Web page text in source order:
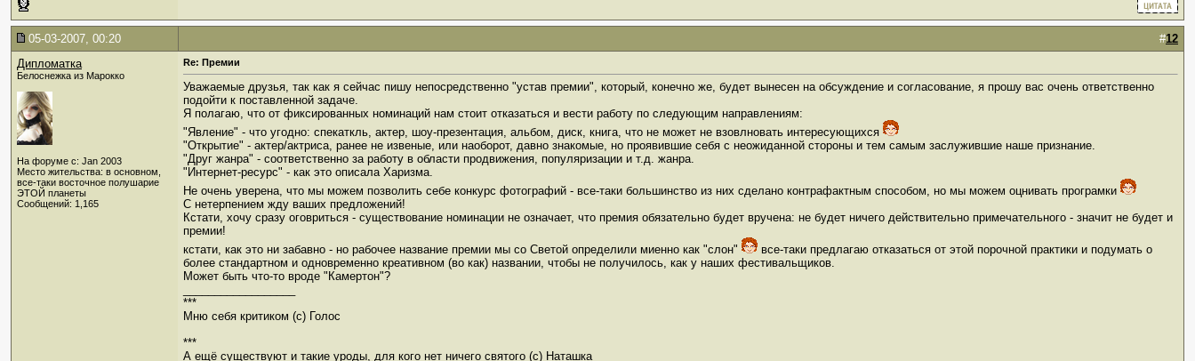
05-03-2007, 00:20 #12
Дипломатка
Белоснежка из Марокко
На форуме с: Jan 2003
Место жительства: в основном,
все-таки восточное полушарие
ЭТОЙ планеты
Сообщений: 1,165
Re: Премии
Уважаемые друзья, так как я сейчас пишу непосредственно "устав премии", который, конечно же, будет вынесен на обсуждение и согласование, я прошу вас очень ответственно
подойти к поставленной задаче.
Я полагаю, что от фиксированных номинаций нам стоит отказаться и вести работу по следующим направлениям:
"Явление" - что угодно: спекаткль, актер, шоу-презентация, альбом, диск, книга, что не может не взовлновать интересующихся
"Открытие" - актер/актриса, ранее не извеные, или наоборот, давно знакомые, но проявившие себя с неожиданной стороны и тем самым заслужившие наше признание.
"Друг жанра" - соответственно за работу в области продвижения, популяризации и т.д. жанра.
"Интернет-ресурс" - как это описала Харизма.
Не очень уверена, что мы можем позволить себе конкурс фотографий - все-таки большинство из них сделано контрафактным способом, но мы можем оцнивать програмки
С нетерпением жду ваших предложений!
Кстати, хочу сразу оговриться - существование номинации не означает, что премия обязательно будет вручена: не будет ничего действительно примечательного - значит не будет и
премии!
кстати, как это ни забавно - но рабочее название премии мы со Светой определили миенно как "слон"
все-таки предлагаю отказаться от этой порочной практики и подумать о
более стандартном и одновременно креативном (во как) названии, чтобы не получилось, как у наших фестивальщиков.
Может быть что-то вроде "Камертон"?
***
Мню себя критиком (c) Голос
***
А ещё существуют и такие уроды, для кого нет ничего святого (с) Наташка